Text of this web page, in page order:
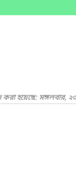
করা হয়েছে: মঙ্গলবার,